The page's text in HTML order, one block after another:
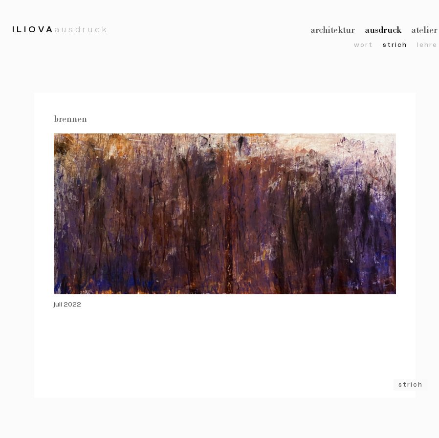
ILIOVA ausdruck architektur ausdruck
wort strich lehre
atelier
brennen
juli 2022
strich